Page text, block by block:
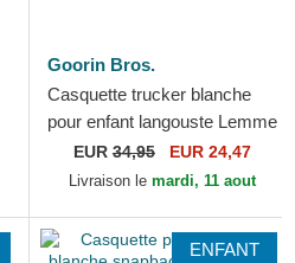
Goorin Bros.
Casquette trucker blanche
pour enfant langouste Lemme
Cook Mini The Farm Goorin
Bros.
EUR 34,95 EUR 24,47
Livraison le mardi, 11 aout
ENFANT